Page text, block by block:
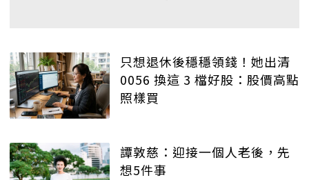
只想退休後穩穩領錢！她出清
0056 換這 3 檔好股：股價高點
照樣買
譚敦慈：迎接一個人老後，先
想5件事